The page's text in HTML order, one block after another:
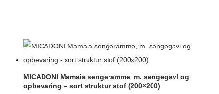
MICADONI Mamaia sengeramme, m. sengegavl og
opbevaring – sort struktur stof (200×200)